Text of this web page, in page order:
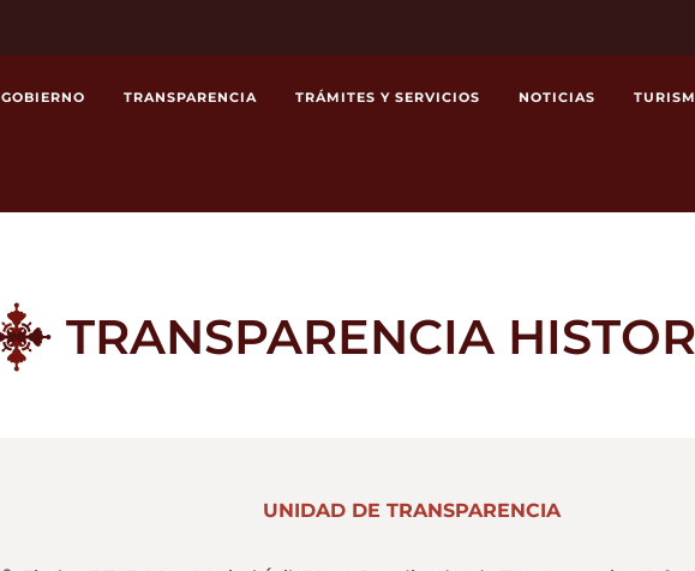
GOBIERNO TRANSPARENCIA TRÁMITES Y SERVICIOS NOTICIAS
TRANSPARENCIA
UNIDAD DE TRANSPARENCIA